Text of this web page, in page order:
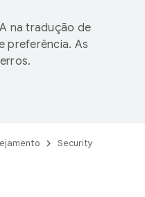
na tradução de
preferência. As
Security